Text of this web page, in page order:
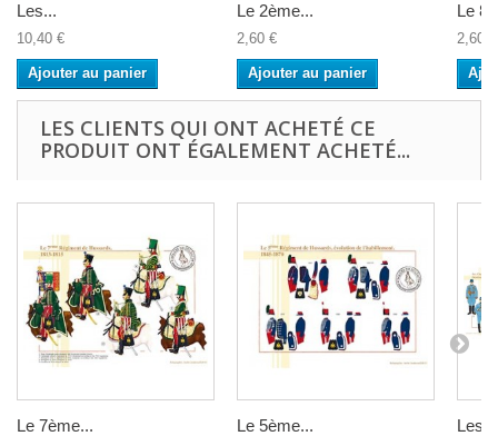
Les...
10,40 €
Ajouter au panier
Le 2ème...
2,60 €
Ajouter au panier
Le
2,60 €
LES CLIENTS QUI ONT ACHETÉ CE
PRODUIT ONT ÉGALEMENT ACHETÉ...
Le 7ème... Le 5ème... Les...